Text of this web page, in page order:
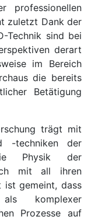
professionellen
zuletzt Dank der
Technik sind bei
derart
im Bereich
die bereits
Betätigung
trägt mit
-techniken der
Physik der
mit all ihren
ist gemeint, dass
komplexer
Prozesse auf